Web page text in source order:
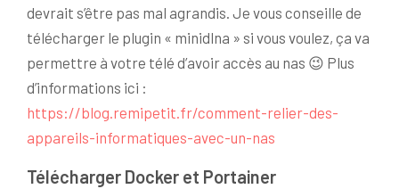
devrait s’être pas mal agrandis. Je vous conseille de
télécharger le plugin « minidlna » si vous voulez, ça va
permettre à votre télé d’avoir accès au nas 😉 Plus
d’informations ici :
https://blog.remipetit.fr/comment-relier-des-
appareils-informatiques-avec-un-nas
Télécharger Docker et Portainer